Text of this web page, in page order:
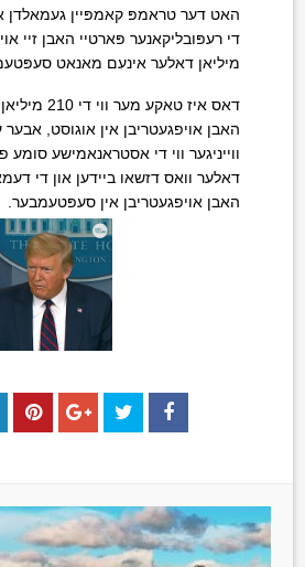
האט דער טראמפּ קאמפּיין געמאלדן
מיליאן דאלער אינעם מאנאט
דאס איז טאקע
האבן אויפגעטריבן אין אוגוסט,
דאלער וואס דזשאו ביידען און די
האבן אויפגעטריבן אין סעפּטעמבער.